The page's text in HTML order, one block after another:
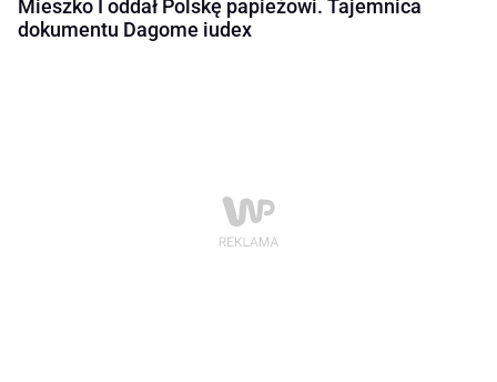
Mieszko I oddał Polskę papieżowi. Tajemnica
dokumentu Dagome iudex